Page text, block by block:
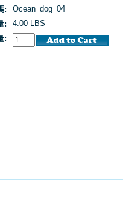
:
Ocean_dog_04
:
4.00 LBS
: